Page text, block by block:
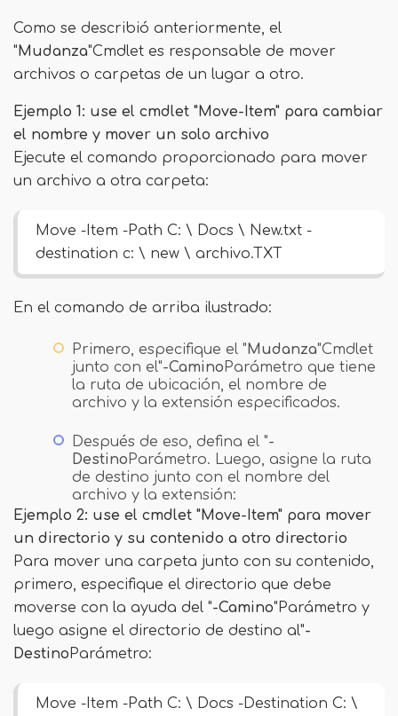
Como se describió anteriormente, el
"Mudanza"Cmdlet es responsable de mover
archivos o carpetas de un lugar a otro.
Ejemplo 1: use el cmdlet "Move-Item" para cambiar
el nombre y mover un solo archivo
Ejecute el comando proporcionado para mover
un archivo a otra carpeta:
Move -Item -Path C: \ Docs \ New.txt -
destination c: \ new \ archivo.TXT
En el comando de arriba ilustrado:
Primero, especifique el " Mudanza"Cmdlet
junto con el"-CaminoParámetro que tiene
la ruta de ubicación, el nombre de
archivo y la extensión especificados.
Después de eso, defina el "-
DestinoParámetro. Luego, asigne la ruta
de destino junto con el nombre del
archivo y la extensión:
Ejemplo 2: use el cmdlet "Move-Item" para mover
un directorio y su contenido a otro directorio
Para mover una carpeta junto con su contenido,
primero, especifique el directorio que debe
moverse con la ayuda del "-Camino"Parámetro y
luego asigne el directorio de destino al"-
DestinoParámetro:
Move -Item -Path C: \ Docs -Destination C: \